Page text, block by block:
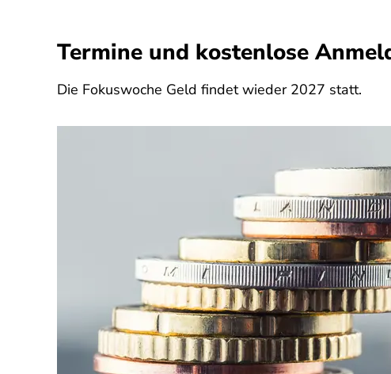
Termine und kostenlose
Die Fokuswoche Geld findet wieder 2027 statt.